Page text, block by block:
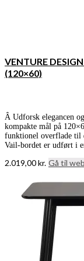
VENTURE
(120×60)
Â Udforsk elegancen
kompakte mål på
funktionel overflade til
Vail-bordet er udført i
2.019,00kr. Gå til